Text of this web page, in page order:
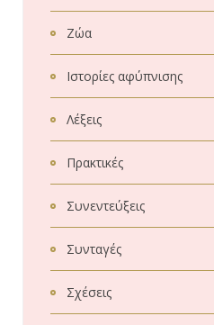
Ζώα
Ιστορίες αφύπνισης
Λέξεις
Πρακτικές
Συνεντεύξεις
Συνταγές
Σχέσεις